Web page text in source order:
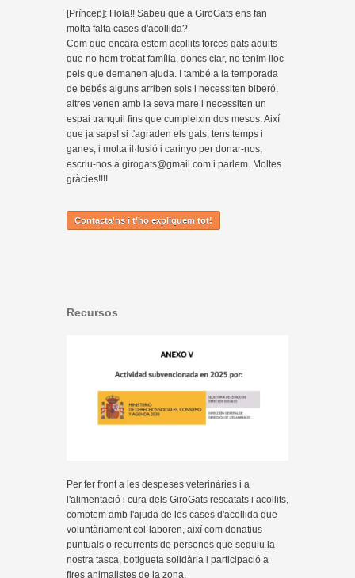
[Príncep]: Hola!! Sabeu que a GiroGats ens fan
molta falta cases d'acollida?
Com que encara estem acollits forces gats adults
que no hem trobat família, doncs clar, no tenim lloc
pels que demanen ajuda. I també a la temporada
de bebés alguns arriben sols i necessiten biberó,
altres venen amb la seva mare i necessiten un
espai tranquil fins que cumpleixin dos mesos. Així
que ja saps! si t'agraden els gats, tens temps i
ganes, i molta il·lusió i carinyo per donar-nos,
escriu-nos a girogats@gmail.com i parlem. Moltes
gràcies!!!!
Contacta'ns i t'ho expliquem tot!
Recursos
Per fer front a les despeses veterinàries i a
l'alimentació i cura dels GiroGats rescatats i acollits,
comptem amb l'ajuda de les cases d'acollida que
voluntàriament col·laboren, així com donatius
puntuals o recurrents de persones que seguiu la
nostra tasca, botigueta solidària i participació a
fires animalistes de la zona.